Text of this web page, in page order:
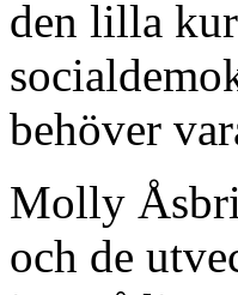
den lilla
behöver
Molly
och de